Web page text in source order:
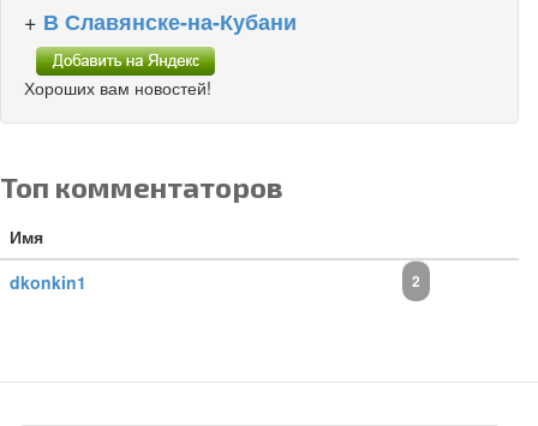
+ В Славянске-на-Кубани
Хороших вам новостей!
Топ комментаторов
Имя
dkonkin1
2